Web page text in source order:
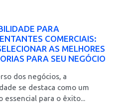
PARA
COMERCIAIS:
AS MELHORES
PARA SEU NEGÓCIO
dos negócios, a
se destaca como um
essencial para o êxito...